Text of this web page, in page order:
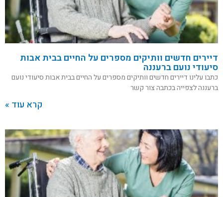
דיירים חדשים וותיקים מספרים על החיים בבית אבות
סיעודי נועם ברעננה
כתבו עלינו דיירים חדשים וותיקים מספרים על החיים בבית אבות סיעודי נועם
ברעננה לצפייה בכתבה צור קשר
קרא עוד »